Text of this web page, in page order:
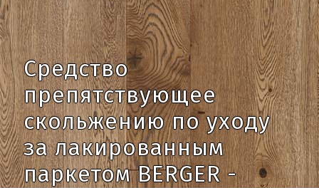
Средство
препятствующее
скольжению по уходу
за лакированным
паркетом BERGER -